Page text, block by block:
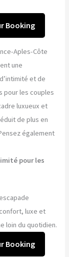
Booking
Aples-Côte
une
et de
pour les couples
luxueux et
de plus en
également
pour les
luxe et
loin du quotidien.
Booking